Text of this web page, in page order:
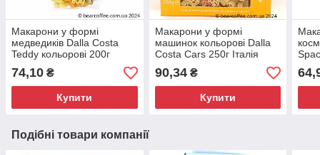
Макарони у формі
медведиків Dalla Costa
Teddy кольорові 200г
Італія
74,10 ₴
Купити
Макарони у формі
машинок кольорові Dalla
Costa Cars 250г Італія
90,34₴
Купити
Подібні товари компанії